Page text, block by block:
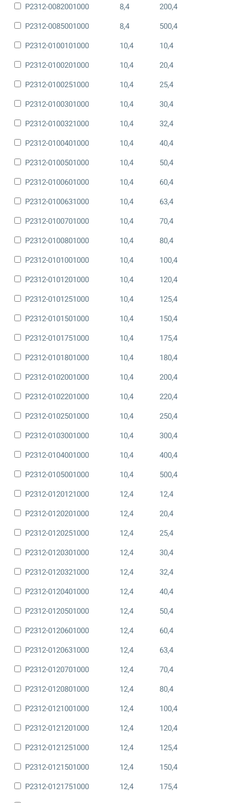
P2312-0082001000
8,4
200,4
P2312-0085001000
8,4
500,4
P2312-0100101000
10,4
10,4
P2312-0100201000
10,4
20,4
P2312-0100251000
10,4
25,4
P2312-0100301000
10,4
30,4
P2312-0100321000
10,4
32,4
P2312-0100401000
10,4
40,4
P2312-0100501000
10,4
50,4
P2312-0100601000
10,4
60,4
P2312-0100631000
10,4
63,4
P2312-0100701000
10,4
70,4
P2312-0100801000
10,4
80,4
P2312-0101001000
10,4
100,4
P2312-0101201000
10,4
120,4
P2312-0101251000
10,4
125,4
P2312-0101501000
10,4
150,4
P2312-0101751000
10,4
175,4
P2312-0101801000
10,4
180,4
P2312-0102001000
10,4
200,4
P2312-0102201000
10,4
220,4
P2312-0102501000
10,4
250,4
P2312-0103001000
10,4
300,4
P2312-0104001000
10,4
400,4
P2312-0105001000
10,4
500,4
P2312-0120121000
12,4
12,4
P2312-0120201000
12,4
20,4
P2312-0120251000
12,4
25,4
P2312-0120301000
12,4
30,4
P2312-0120321000
12,4
32,4
P2312-0120401000
12,4
40,4
P2312-0120501000
12,4
50,4
P2312-0120601000
12,4
60,4
P2312-0120631000
12,4
63,4
P2312-0120701000
12,4
70,4
P2312-0120801000
12,4
80,4
P2312-0121001000
12,4
100,4
P2312-0121201000
12,4
120,4
P2312-0121251000
12,4
125,4
P2312-0121501000
12,4
150,4
P2312-0121751000
12,4
175,4